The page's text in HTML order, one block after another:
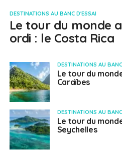
DESTINATIONS AU BANC D'ESSAI
Le tour du monde
ordi : le Costa Rica
DESTINATIONS AU
Le tour du
Caraïbes
DESTINATIONS AU
Le tour du
Seychelles